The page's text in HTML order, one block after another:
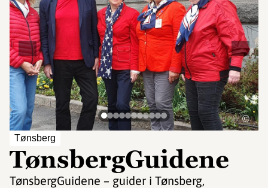
Tønsberg
TønsbergGuidene
TønsbergGuidene – guider i Tønsberg,
©